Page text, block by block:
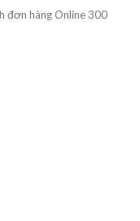
đơn hàng Online 300